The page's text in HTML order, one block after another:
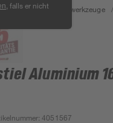
, falls er nicht
/ Gartenhandwerkzeuge /
Aluminium
:4051567